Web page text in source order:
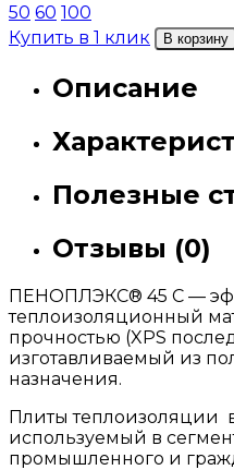
50 60 100
Купить в 1 клик
В корзину
Описание
Полезные
Отзывы (0)
ПЕНОПЛЭКС® 45 С —
теплоизоляционный
прочностью (XPS
изготавливаемый из
назначения.
Плиты теплоизоляции
используемый в
промышленного и